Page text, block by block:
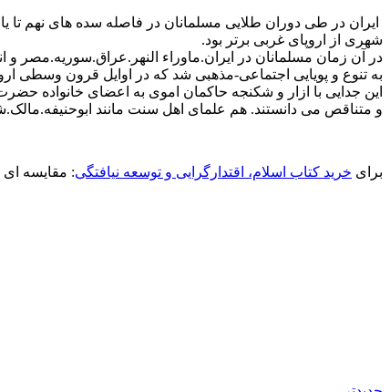
ایران در طی دوران طلایی مسلمانان در فاصله سده های نهم
شهری از اروپای غربی برتر بود.
در آن زمان مسلمانان در ایران.ماوراء
به تنوع و پویایی اجتماعی-مذهبی شد که در اوایل قرون وسطی
این جدایی با ازار و شکنجه حاکمان اموی به اعضای خانواده
و متناقص می دانستند. هم علمای اهل سنت مانند
برای خرید کتاب اسلام، اقتدارگرایی و توسعه نیافتگی: مقایسه ای